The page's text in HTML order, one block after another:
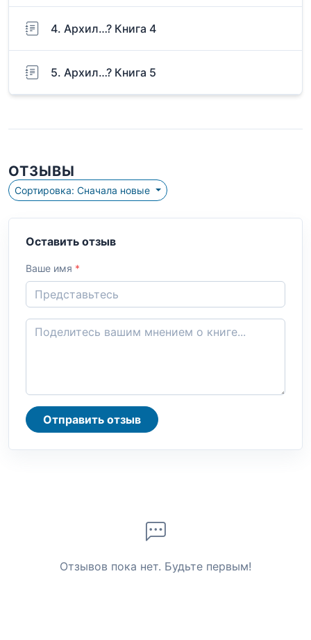
4. Архил…? Книга 4
5. Архил…? Книга 5
ОТЗЫВЫ
Сортировка: Сначала новые
Оставить отзыв
Ваше имя *
Отправить отзыв
Отзывов пока нет. Будьте первым!